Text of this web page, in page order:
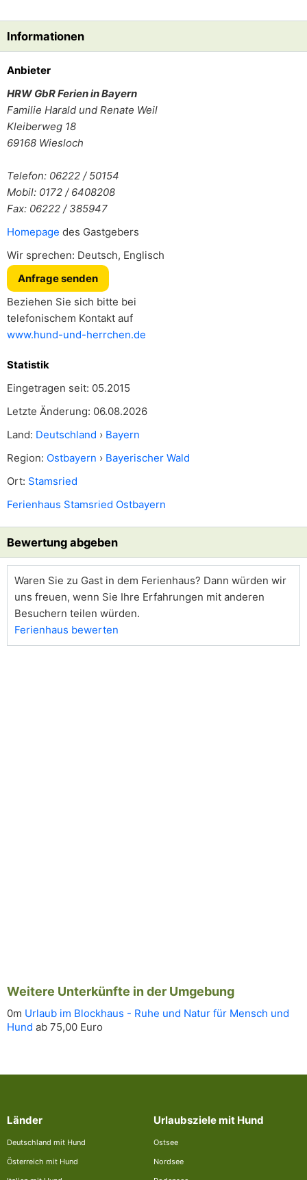
Informationen
Anbieter
HRW GbR Ferien in Bayern
Familie Harald und Renate Weil
Kleiberweg 18
69168 Wiesloch
Telefon: 06222 / 50154
Mobil: 0172 / 6408208
Fax: 06222 / 385947
Homepage des Gastgebers
Wir sprechen: Deutsch, Englisch
Anfrage senden
Beziehen Sie sich bitte bei
telefonischem Kontakt auf
www.hund-und-herrchen.de
Statistik
Eingetragen seit: 05.2015
Letzte Änderung: 06.08.2026
Land: Deutschland › Bayern
Region: Ostbayern › Bayerischer Wald
Ort: Stamsried
Ferienhaus Stamsried Ostbayern
Bewertung abgeben
Waren Sie zu Gast in dem Ferienhaus? Dann würden wir
uns freuen, wenn Sie Ihre Erfahrungen mit anderen
Besuchern teilen würden.
Ferienhaus bewerten
Weitere Unterkünfte in der Umgebung
0m Urlaub im Blockhaus - Ruhe und Natur für Mensch und
Hund ab 75,00 Euro
Länder
Deutschland mit Hund
Österreich mit Hund
Urlaubsziele mit Hund
Ostsee
Nordsee